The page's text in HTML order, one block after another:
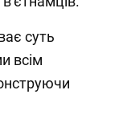
суть
всім